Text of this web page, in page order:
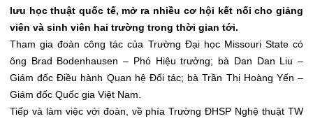
lưu học thuật quốc tế, mở ra nhiều cơ hội kết nối cho giảng
viên và sinh viên hai trường trong thời gian tới.
Tham gia đoàn công tác của Trường Đại học Missouri State có
ông Brad Bodenhausen – Phó Hiệu trưởng; bà Dan Dan Liu –
Giám đốc Điều hành Quan hệ Đối tác; bà Trần Thị Hoàng Yến –
Giám đốc Quốc gia Việt Nam.
Tiếp và làm việc với đoàn, về phía Trường ĐHSP Nghệ thuật TW